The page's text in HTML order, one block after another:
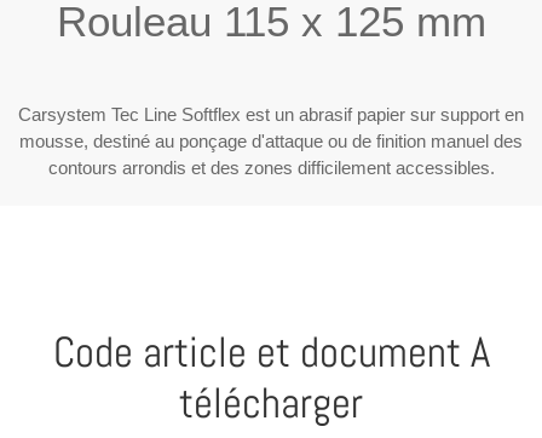
Rouleau 115 x 125 mm
Carsystem Tec Line Softflex est un abrasif papier sur support en
mousse, destiné au ponçage d'attaque ou de finition manuel des
contours arrondis et des zones difficilement accessibles.
Code article et document A
télécharger